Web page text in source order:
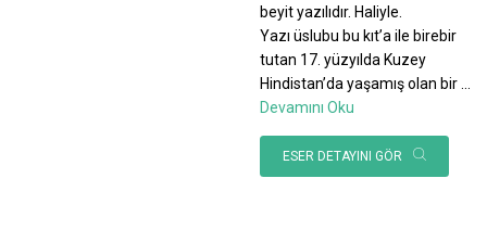
beyit yazılıdır. Haliyle.
Yazı üslubu bu kıt’a ile birebir
tutan 17. yüzyılda Kuzey
Hindistan’da yaşamış olan bir
Devamını Oku
ESER DETAYINI GÖR